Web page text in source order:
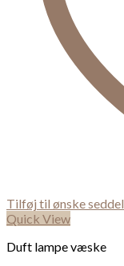
Tilføj til ønske seddel
Quick View
Duft lampe væske